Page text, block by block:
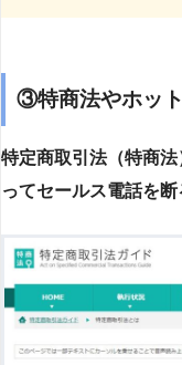
③特商法やホッ
特定商取引法（特商
ってセールス電話を断